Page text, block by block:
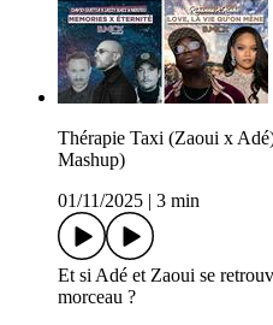
Thérapie Taxi (Zaoui x
Mashup)
01/11/2025 | 3 min
Et si Adé et Zaoui se
morceau ?